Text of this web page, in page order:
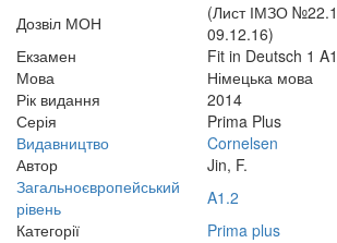
Дозвіл МОН
(Лист ІМЗО
09.12.16)
Екзамен
Fit in Deutsch 1 A1
Мова
Німецька мова
Рік видання
2014
Серія
Prima Plus
Видавництво
Cornelsen
Автор
Jin, F.
Загальноєвропейський
рівень
A1.2
Категорії
Prima plus